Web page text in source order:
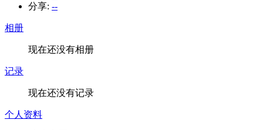
分享: --
相册
现在还没有相册
记录
现在还没有记录
个人资料